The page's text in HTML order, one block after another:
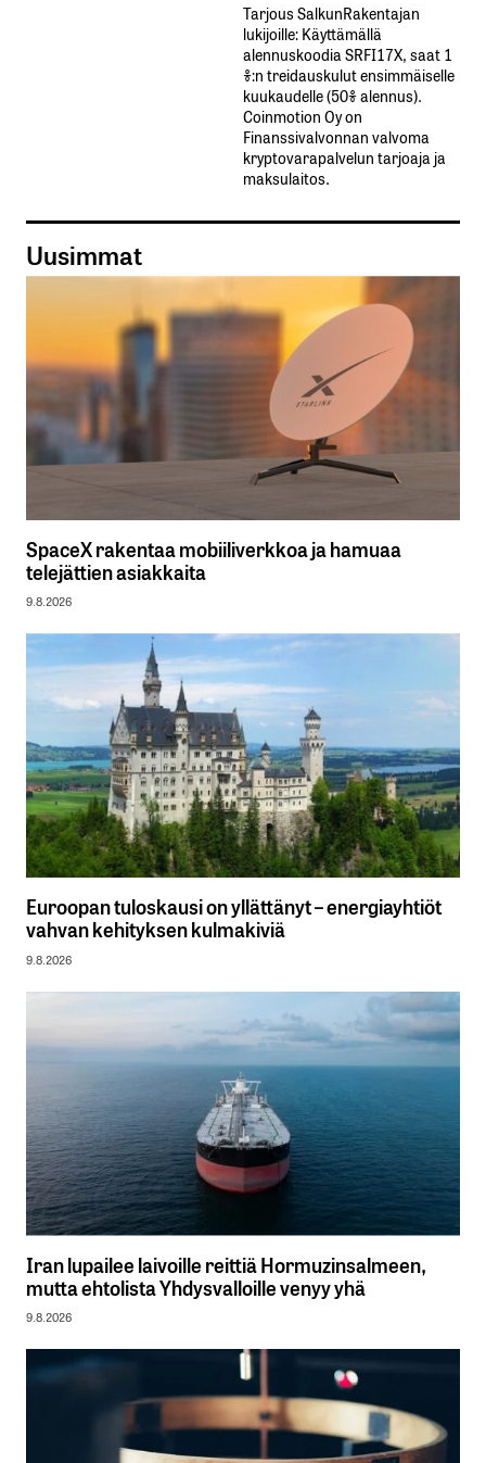
Tarjous SalkunRakentajan
lukijoille: Käyttämällä​ ​
alennuskoodia​ ​SRFI17X,​ ​saat​ ​1
%:n treidauskulut​ ​ensimmäiselle​ ​
kuukaudelle​ ​(50%​ ​alennus).
Coinmotion Oy on
Finanssivalvonnan valvoma
kryptovarapalvelun tarjoaja ja
maksulaitos.
Uusimmat
SpaceX rakentaa mobiiliverkkoa ja hamuaa
telejättien asiakkaita
9.8.2026
Euroopan tuloskausi on yllättänyt – energiayhtiöt
vahvan kehityksen kulmakiviä
9.8.2026
Iran lupailee laivoille reittiä Hormuzinsalmeen,
mutta ehtolista Yhdysvalloille venyy yhä
9.8.2026